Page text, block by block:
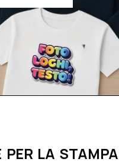
PER LA STAMPA